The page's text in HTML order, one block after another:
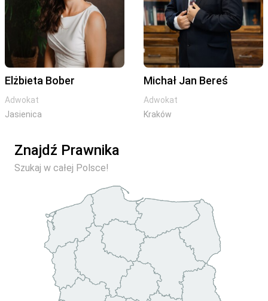
Elżbieta Bober
Adwokat
Jasienica
Michał Jan Bereś
Adwokat
Kraków
Znajdź Prawnika
Szukaj w całej Polsce!